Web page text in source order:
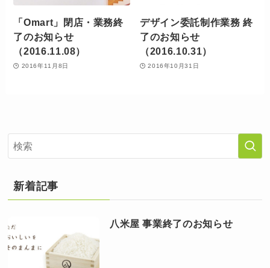
「Omart」閉店・業務終
了のお知らせ
（2016.11.08）
2016年11月8日
デザイン委託制作業務 終
了のお知らせ
（2016.10.31）
2016年10月31日
新着記事
八米屋 事業終了のお知らせ